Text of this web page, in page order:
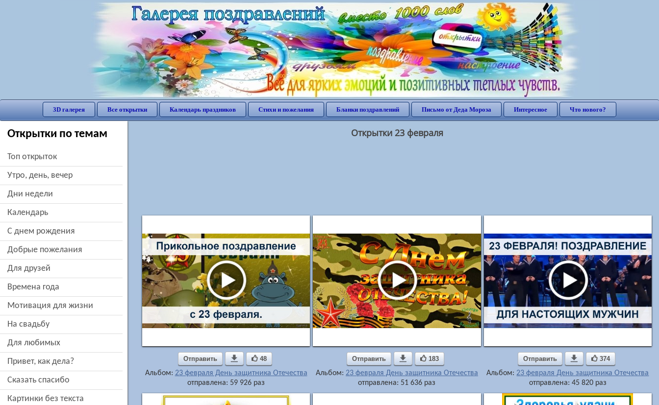
3D галерея Все открытки Календарь праздников Стихи и пожелания Бланки поздравлений Письмо от Деда Мороза Интересное Что нового?
Открытки по темам
Топ открыток
утро, день, вечер
дни недели
Календарь
c днем рождения
добрые пожелания
для друзей
времена года
мотивация для жизни
на свадьбу
для любимых
привет, как дела?
сказать спасибо
картинки без текста
Открытки 23 февраля
Отправить  48
Альбом: 23 февраля День защитника Отечества
отправлена: 59 926 раз
Отправить  183
Альбом: 23 февраля День защитника Отечества
отправлена: 51 636 раз
Отправить  374
Альбом:23 февраля День защитника Отечества
отправлена: 45 820 раз